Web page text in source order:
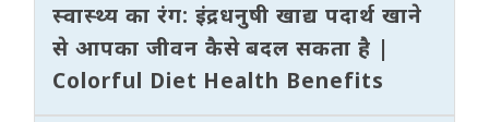
स्वास्थ्य का रंग: इंद्रधनुषी खाद्य पदार्थ खाने
से आपका जीवन कैसे बदल सकता है |
Colorful Diet Health Benefits